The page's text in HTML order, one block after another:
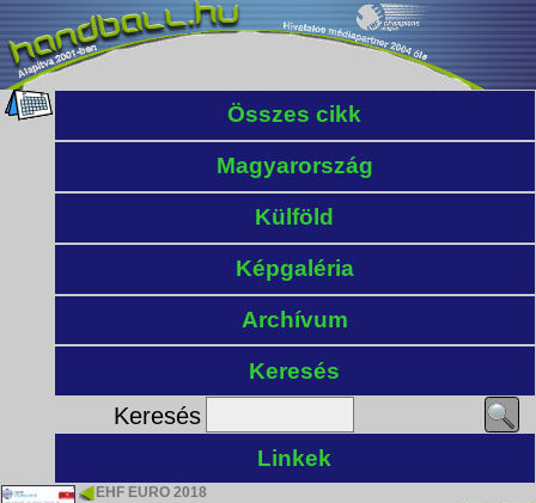
Összes cikk
Magyarország
Külföld
Képgaléria
Archívum
Keresés
Keresés
Linkek
EHF EURO 2018